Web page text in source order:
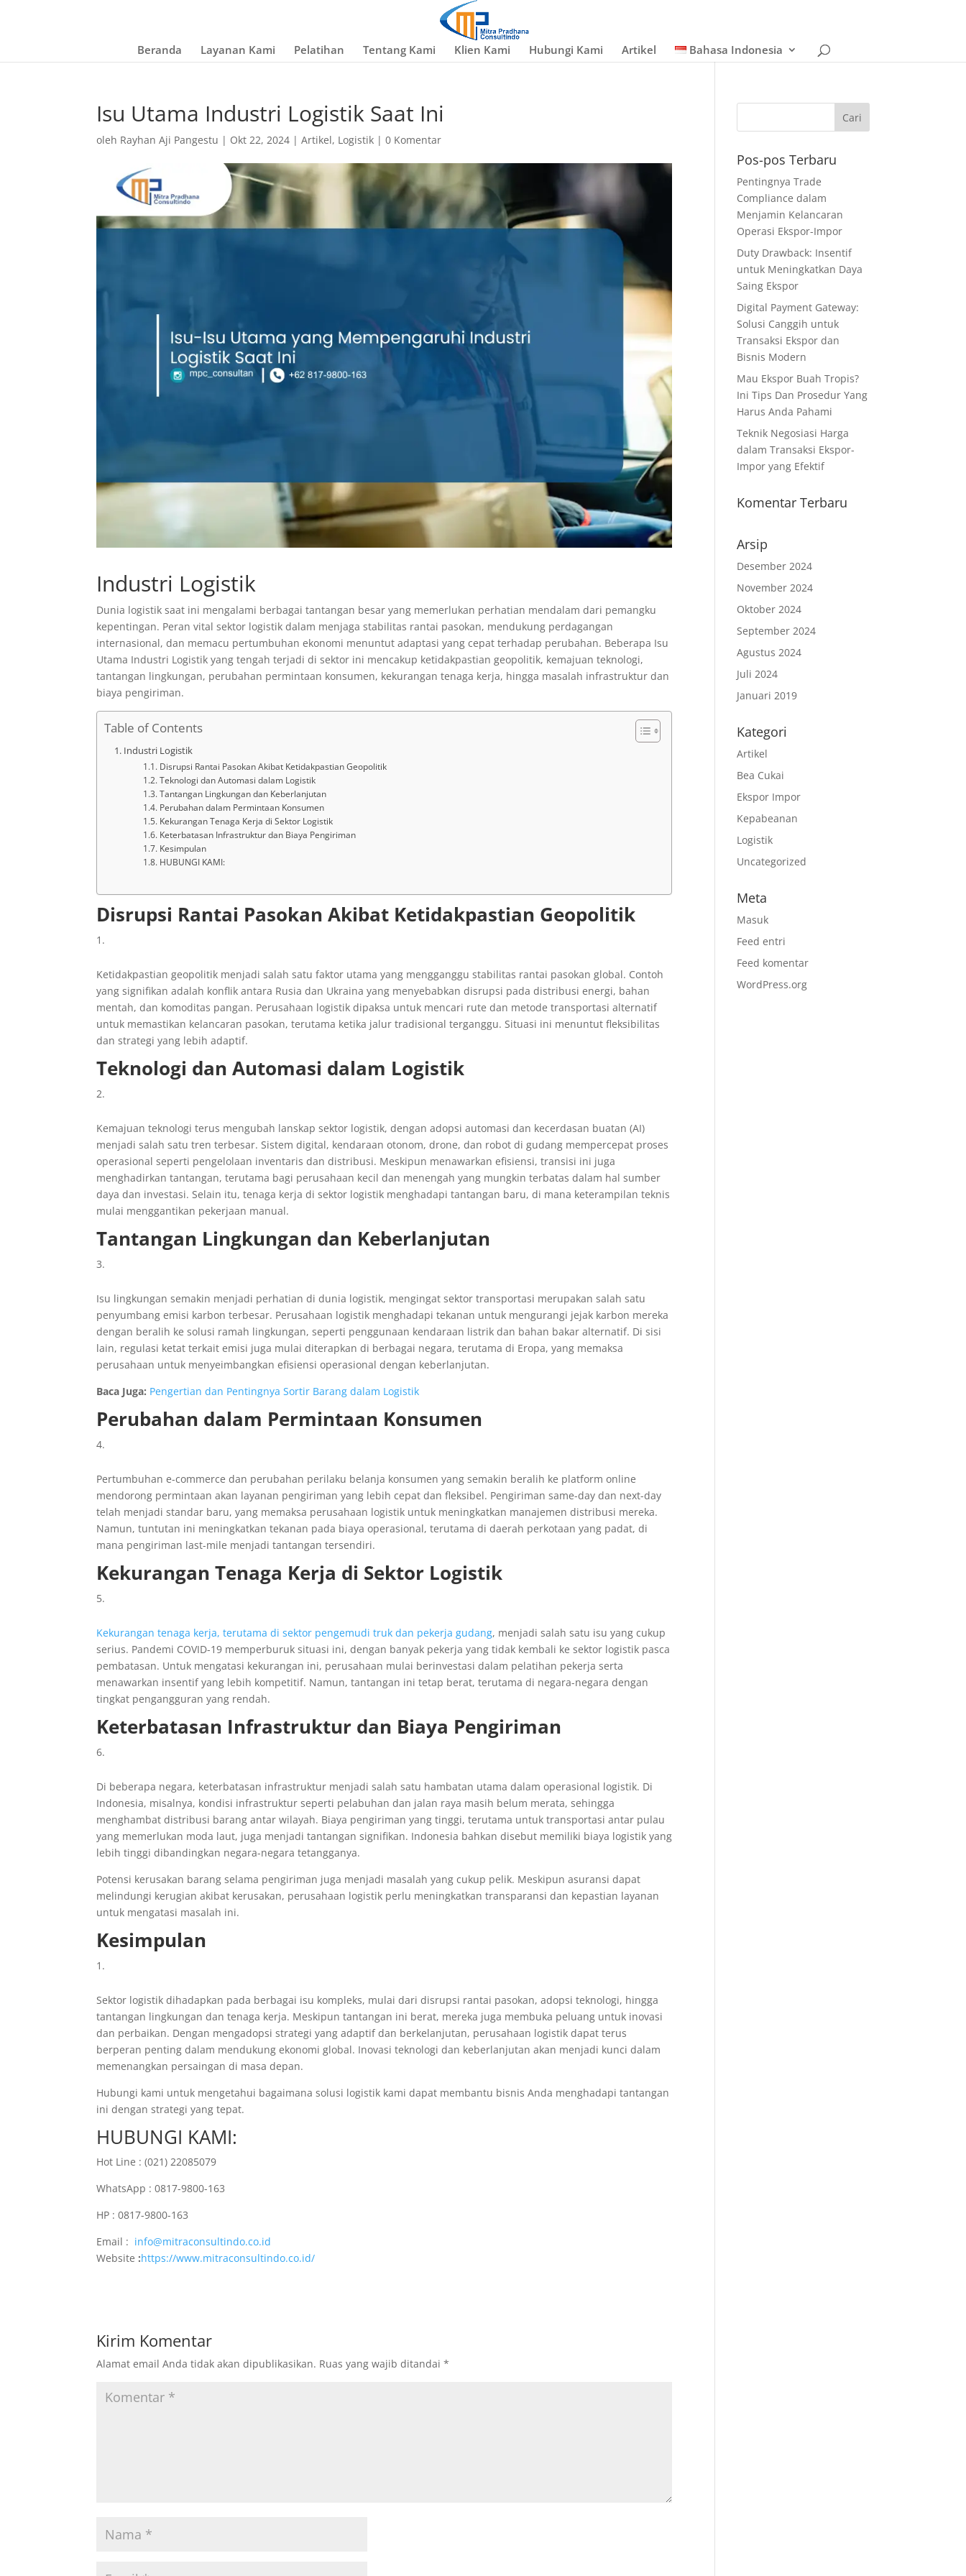
Beranda Layanan Kami Pelatihan Tentang Kami Klien Kami Hubungi Kami Artikel Bahasa Indonesia
Isu Utama Industri Logistik Saat Ini
oleh Rayhan Aji Pangestu | Okt 22, 2024 |Artikel, Logistik |0 Komentar
Industri Logistik
Dunia logistik saat ini mengalami berbagai tantangan besar yang memerlukan perhatian mendalam dari pemangku
kepentingan. Peran vital sektor logistik dalam menjaga stabilitas rantai pasokan, mendukung perdagangan
internasional, dan memacu pertumbuhan ekonomi menuntut adaptasi yang cepat terhadap perubahan. Beberapa Isu
Utama Industri Logistik yang tengah terjadi di sektor ini mencakup ketidakpastian geopolitik, kemajuan teknologi,
tantangan lingkungan, perubahan permintaan konsumen, kekurangan tenaga kerja, hingga masalah infrastruktur dan
biaya pengiriman.
Table of Contents
Industri Logistik
Disrupsi Rantai Pasokan Akibat Ketidakpastian Geopolitik
Teknologi dan Automasi dalam Logistik
Tantangan Lingkungan dan Keberlanjutan
Perubahan dalam Permintaan Konsumen
Kekurangan Tenaga Kerja di Sektor Logistik
Keterbatasan Infrastruktur dan Biaya Pengiriman
Kesimpulan
HUBUNGI KAMI:
Disrupsi Rantai Pasokan Akibat Ketidakpastian Geopolitik
Ketidakpastian geopolitik menjadi salah satu faktor utama yang mengganggu stabilitas rantai pasokan global. Contoh
yang signifikan adalah konflik antara Rusia dan Ukraina yang menyebabkan disrupsi pada distribusi energi, bahan
mentah, dan komoditas pangan. Perusahaan logistik dipaksa untuk mencari rute dan metode transportasi alternatif
untuk memastikan kelancaran pasokan, terutama ketika jalur tradisional terganggu. Situasi ini menuntut fleksibilitas
dan strategi yang lebih adaptif.
Teknologi dan Automasi dalam Logistik
Kemajuan teknologi terus mengubah lanskap sektor logistik, dengan adopsi automasi dan kecerdasan buatan (AI)
menjadi salah satu tren terbesar. Sistem digital, kendaraan otonom, drone, dan robot di gudang mempercepat proses
operasional seperti pengelolaan inventaris dan distribusi. Meskipun menawarkan efisiensi, transisi ini juga
menghadirkan tantangan, terutama bagi perusahaan kecil dan menengah yang mungkin terbatas dalam hal sumber
daya dan investasi. Selain itu, tenaga kerja di sektor logistik menghadapi tantangan baru, di mana keterampilan teknis
mulai menggantikan pekerjaan manual.
Tantangan Lingkungan dan Keberlanjutan
Isu lingkungan semakin menjadi perhatian di dunia logistik, mengingat sektor transportasi merupakan salah satu
penyumbang emisi karbon terbesar. Perusahaan logistik menghadapi tekanan untuk mengurangi jejak karbon mereka
dengan beralih ke solusi ramah lingkungan, seperti penggunaan kendaraan listrik dan bahan bakar alternatif. Di sisi
lain, regulasi ketat terkait emisi juga mulai diterapkan di berbagai negara, terutama di Eropa, yang memaksa
perusahaan untuk menyeimbangkan efisiensi operasional dengan keberlanjutan.
Baca Juga: Pengertian dan Pentingnya Sortir Barang dalam Logistik
Perubahan dalam Permintaan Konsumen
Pertumbuhan e-commerce dan perubahan perilaku belanja konsumen yang semakin beralih ke platform online
mendorong permintaan akan layanan pengiriman yang lebih cepat dan fleksibel. Pengiriman same-day dan next-day
telah menjadi standar baru, yang memaksa perusahaan logistik untuk meningkatkan manajemen distribusi mereka.
Namun, tuntutan ini meningkatkan tekanan pada biaya operasional, terutama di daerah perkotaan yang padat, di
mana pengiriman last-mile menjadi tantangan tersendiri.
Kekurangan Tenaga Kerja di Sektor Logistik
Kekurangan tenaga kerja, terutama di sektor pengemudi truk dan pekerja gudang, menjadi salah satu isu yang cukup
serius. Pandemi COVID-19 memperburuk situasi ini, dengan banyak pekerja yang tidak kembali ke sektor logistik pasca
pembatasan. Untuk mengatasi kekurangan ini, perusahaan mulai berinvestasi dalam pelatihan pekerja serta
menawarkan insentif yang lebih kompetitif. Namun, tantangan ini tetap berat, terutama di negara-negara dengan
tingkat pengangguran yang rendah.
Keterbatasan Infrastruktur dan Biaya Pengiriman
Di beberapa negara, keterbatasan infrastruktur menjadi salah satu hambatan utama dalam operasional logistik. Di
Indonesia, misalnya, kondisi infrastruktur seperti pelabuhan dan jalan raya masih belum merata, sehingga
menghambat distribusi barang antar wilayah. Biaya pengiriman yang tinggi, terutama untuk transportasi antar pulau
yang memerlukan moda laut, juga menjadi tantangan signifikan. Indonesia bahkan disebut memiliki biaya logistik yang
lebih tinggi dibandingkan negara-negara tetangganya.
Potensi kerusakan barang selama pengiriman juga menjadi masalah yang cukup pelik. Meskipun asuransi dapat
melindungi kerugian akibat kerusakan, perusahaan logistik perlu meningkatkan transparansi dan kepastian layanan
untuk mengatasi masalah ini.
Kesimpulan
Sektor logistik dihadapkan pada berbagai isu kompleks, mulai dari disrupsi rantai pasokan, adopsi teknologi, hingga
tantangan lingkungan dan tenaga kerja. Meskipun tantangan ini berat, mereka juga membuka peluang untuk inovasi
dan perbaikan. Dengan mengadopsi strategi yang adaptif dan berkelanjutan, perusahaan logistik dapat terus
berperan penting dalam mendukung ekonomi global. Inovasi teknologi dan keberlanjutan akan menjadi kunci dalam
memenangkan persaingan di masa depan.
Hubungi kami untuk mengetahui bagaimana solusi logistik kami dapat membantu bisnis Anda menghadapi tantangan
ini dengan strategi yang tepat.
HUBUNGI KAMI:
Hot Line : (021) 22085079
WhatsApp : 0817-9800-163
HP : 0817-9800-163
Email : info@mitraconsultindo.co.id
Website :https://www.mitraconsultindo.co.id/
Kirim Komentar
Alamat email Anda tidak akan dipublikasikan. Ruas yang wajib ditandai*
Pos-pos Terbaru
Pentingnya Trade
Compliance dalam
Menjamin Kelancaran
Operasi Ekspor-Impor
Duty Drawback: Insentif
untuk Meningkatkan Daya
Saing Ekspor
Digital Payment Gateway:
Solusi Canggih untuk
Transaksi Ekspor dan
Bisnis Modern
Mau Ekspor Buah Tropis?
Ini Tips Dan Prosedur Yang
Harus Anda Pahami
Teknik Negosiasi Harga
dalam Transaksi Ekspor-
Impor yang Efektif
Komentar Terbaru
Arsip
Desember 2024
November 2024
Oktober 2024
September 2024
Agustus 2024
Juli 2024
Januari 2019
Kategori
Artikel
Bea Cukai
Ekspor Impor
Kepabeanan
Logistik
Uncategorized
Meta
Masuk
Feed entri
Feed komentar
WordPress.org